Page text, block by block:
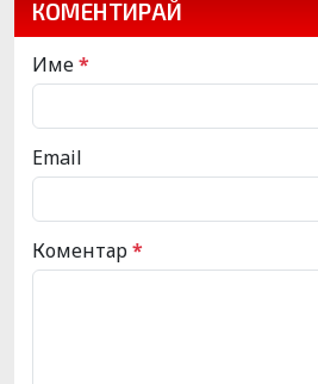
КОМЕНТИРАЙ
Име*
Email
Коментар*